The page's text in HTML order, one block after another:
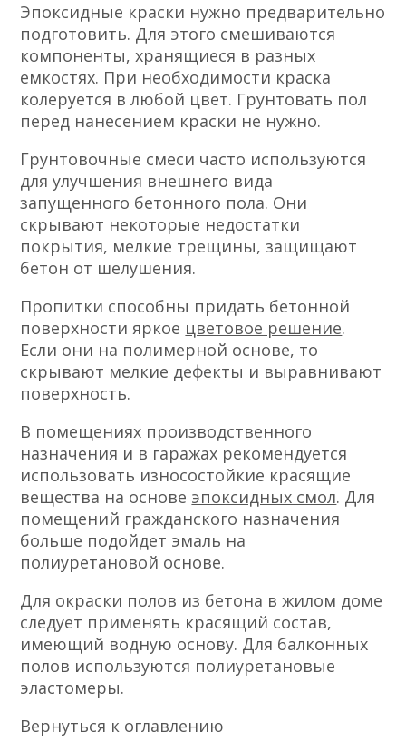
Эпоксидные краски нужно предварительно
подготовить. Для этого смешиваются
компоненты, хранящиеся в разных
емкостях. При необходимости краска
колеруется в любой цвет. Грунтовать пол
перед нанесением краски не нужно.
Грунтовочные смеси часто используются
для улучшения внешнего вида
запущенного бетонного пола. Они
скрывают некоторые недостатки
покрытия, мелкие трещины, защищают
бетон от шелушения.
Пропитки способны придать бетонной
поверхности яркое цветовое решение.
Если они на полимерной основе, то
скрывают мелкие дефекты и выравнивают
поверхность.
В помещениях производственного
назначения и в гаражах рекомендуется
использовать износостойкие красящие
вещества на основе эпоксидных смол. Для
помещений гражданского назначения
больше подойдет эмаль на
полиуретановой основе.
Для окраски полов из бетона в жилом доме
следует применять красящий состав,
имеющий водную основу. Для балконных
полов используются полиуретановые
эластомеры.
Вернуться к оглавлению